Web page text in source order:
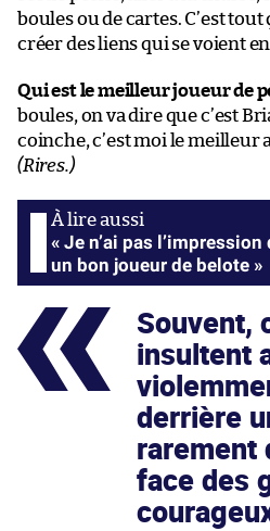
boules ou de cartes. C’est
créer des liens qui se voient
Qui est le meilleur joueur de
boules, on va dire que c’est
coinche, c’est moi le meilleur
(Rires.)
« Je n’ai pas
un bon joueur de belote »
Souvent,
insultent
derrière
rarement
face des